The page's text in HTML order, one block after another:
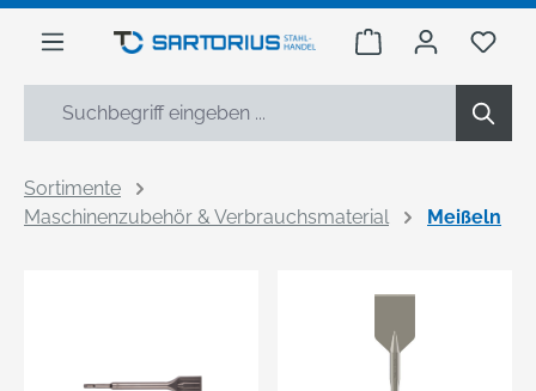
springen
Warenkorb Du
Sortimente
Maschinenzubehör & Verbrauchsmaterial
Meißeln